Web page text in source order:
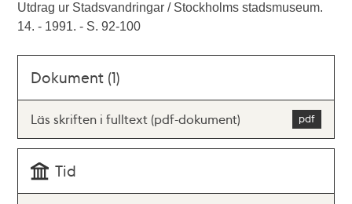
Utdrag ur Stadsvandringar / Stockholms stadsmuseum.
14. - 1991. - S. 92-100
Dokument (1)
Läs skriften i fulltext (pdf-dokument)
Tid